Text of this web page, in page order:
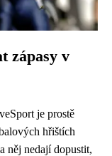
zápasy v
je prostě
hřištích
něj nedají dopustit,